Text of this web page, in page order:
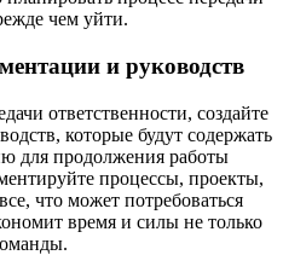
чем уйти.
и руководств
ответственности, создайте
которые будут содержать
для продолжения работы
процессы, проекты,
что может потребоваться
время и силы не только